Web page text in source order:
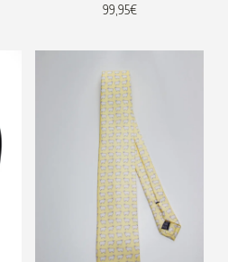
99,95€